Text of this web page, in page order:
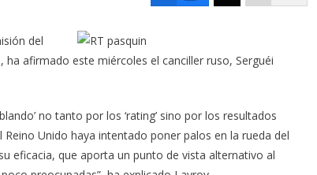
del
ha afirmado este miércoles el canciller ruso, Serguéi
no tanto por los ‘rating’ sino por los resultados
Unido haya intentado poner palos en la rueda del
eficacia, que aporta un punto de vista alternativo al